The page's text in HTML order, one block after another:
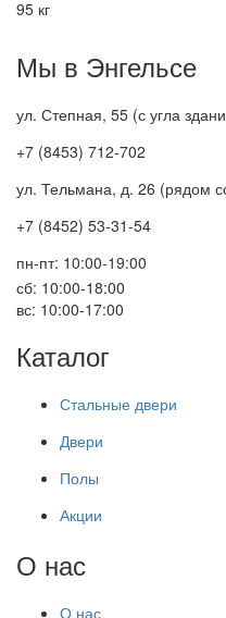
95 кг
Мы в Энгельсе
ул. Степная, 55 (с угла
+7 (8453) 712-702
ул. Тельмана, д. 26 (рядом
+7 (8452) 53-31-54
пн-пт: 10:00-19:00
сб: 10:00-18:00
вс: 10:00-17:00
Каталог
Стальные двери
Двери
Полы
Акции
О нас
О нас